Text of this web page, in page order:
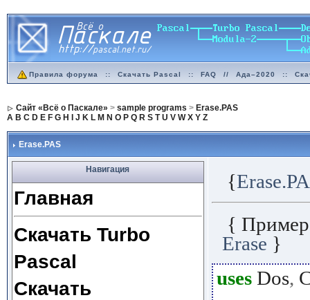
Правила форума :: Скачать Pascal :: FAQ // Ада–2020 ::
Сайт «Всё о Паскале» > sample programs > Erase.PAS
A B C D E F G H J K L M N O P Q R S T U V W X Y Z
Erase.PAS
Навигация
Главная
Скачать Turbo
Pascal
Скачать
{
{
Erase }
usesDos,